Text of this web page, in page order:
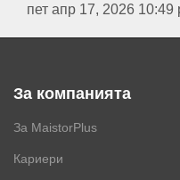
пет апр 17, 2026 10:49
За компанията
За MaistorPlus
Кариери